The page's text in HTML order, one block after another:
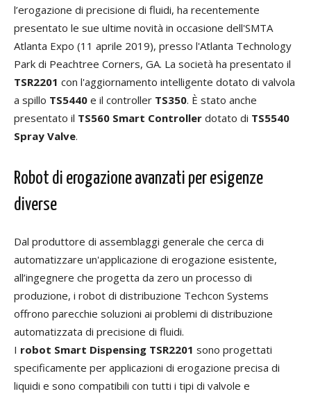
l’erogazione di precisione di fluidi, ha recentemente
presentato le sue ultime novità in occasione dell'SMTA
Atlanta Expo (11 aprile 2019), presso l'Atlanta Technology
Park di Peachtree Corners, GA. La società ha presentato il
TSR2201 con l'aggiornamento intelligente dotato di valvola
a spillo TS5440 e il controller TS350. È stato anche
presentato il TS560 Smart Controller dotato di TS5540
Spray Valve.
Robot di erogazione avanzati per esigenze
diverse
Dal produttore di assemblaggi generale che cerca di
automatizzare un'applicazione di erogazione esistente,
all’ingegnere che progetta da zero un processo di
produzione, i robot di distribuzione Techcon Systems
offrono parecchie soluzioni ai problemi di distribuzione
automatizzata di precisione di fluidi.
I robot Smart Dispensing TSR2201 sono progettati
specificamente per applicazioni di erogazione precisa di
liquidi e sono compatibili con tutti i tipi di valvole e